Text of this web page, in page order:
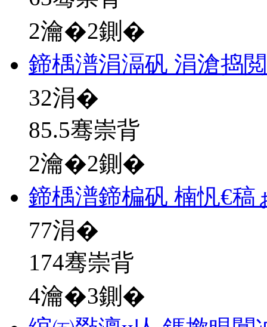
2瀹�2鍘�
鍗楀潽涓滆矾 涓滄捣
32涓�
85.5骞崇背
2瀹�2鍘�
鍗楀潽鍗楄矾 楠忛€
77涓�
174骞崇背
4瀹�3鍘�